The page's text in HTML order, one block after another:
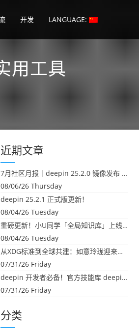
开发 LANGUAGE:
用工具
近期文章
7月社区月报｜deepin 25.2.0 镜像发布 & 小U同学定时任务上线
08/06/26 Thursday
deepin 25.2.1 正式版更新！
08/04/26 Tuesday
重磅更新！小U同学「全局知识库」上线：你的本地文件，终于"活"起来了
08/04/26 Tuesday
从XDG标准到全球共建：如意玲珑迎来首个海外开源贡献
07/31/26 Friday
deepin 开发者必备！官方技能库 deepin-skills 正式开源
07/31/26 Friday
分类